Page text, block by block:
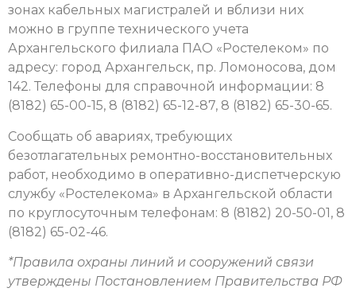
зонах кабельных магистралей и вблизи них
можно в группе технического учета
Архангельского филиала ПАО «Ростелеком» по
адресу: город Архангельск, пр. Ломоносова, дом
142. Телефоны для справочной информации: 8
(8182) 65-00-15, 8 (8182) 65-12-87, 8 (8182) 65-30-65.
Сообщать об авариях, требующих
безотлагательных ремонтно-восстановительных
работ, необходимо в оперативно-диспетчерскую
службу «Ростелекома» в Архангельской области
по круглосуточным телефонам: 8 (8182) 20-50-01, 8
(8182) 65-02-46.
*Правила охраны линий и сооружений связи
утверждены Постановлением Правительства РФ